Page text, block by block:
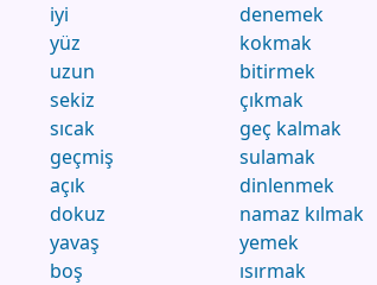
iyi
yüz
uzun
sekiz
sıcak
geçmiş
açık
dokuz
yavaş
boş
denemek
kokmak
bitirmek
çıkmak
geç kalmak
sulamak
dinlenmek
namaz kılmak
yemek
ısırmak